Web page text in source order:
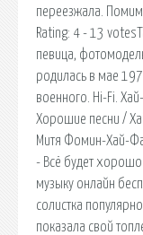
переезжала.
Rating: 4 - 13
певица,
родилась в мае
военного. Hi-Fi.
Хорошие песни /
Митя Фомин-Хай-
- Всё будет
музыку онлайн
солистка
показала свой